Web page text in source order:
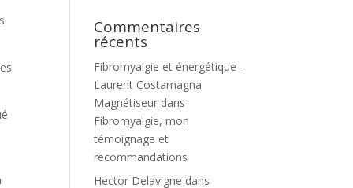
Commentaires
récents
Fibromyalgie et énergétique -
Laurent Costamagna
Magnétiseur dans
Fibromyalgie, mon
témoignage et
recommandations
Hector Delavigne dans